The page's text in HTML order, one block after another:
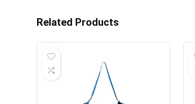
Related Products